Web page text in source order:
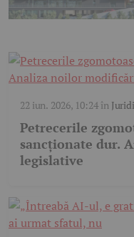
22 iun. 2026, 10:24în
Petrecerile
sancționate dur.
legislative